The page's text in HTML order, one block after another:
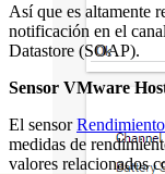
Así que es altamente
notificación en el
Datastore (SOAP).
Sensor VMware
El sensor
medidas de
valores relacionados